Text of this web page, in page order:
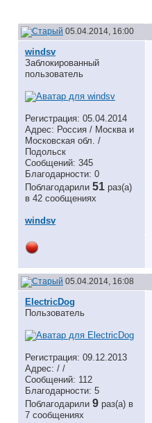
05.04.2014, 16:00
windsv
Заблокированный
пользователь
Регистрация: 05.04.2014
Адрес: Россия / Москва и
Московская обл. /
Подольск
Сообщений: 345
Благодарности: 0
Поблагодарили 51 раз(а)
в 42 сообщениях
windsv
05.04.2014, 16:08
ElectricDog
Пользователь
Регистрация: 09.12.2013
Адрес: / /
Сообщений: 112
Благодарности: 5
Поблагодарили 9 раз(а) в
7 сообщениях